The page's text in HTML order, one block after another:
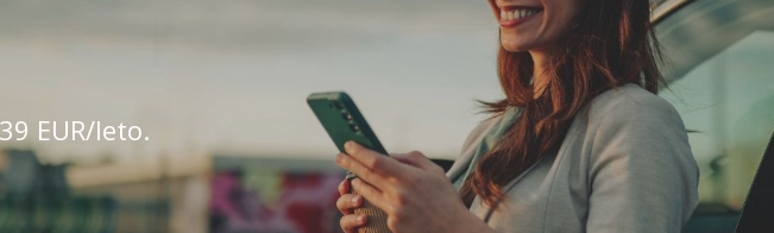
EUR/leto.